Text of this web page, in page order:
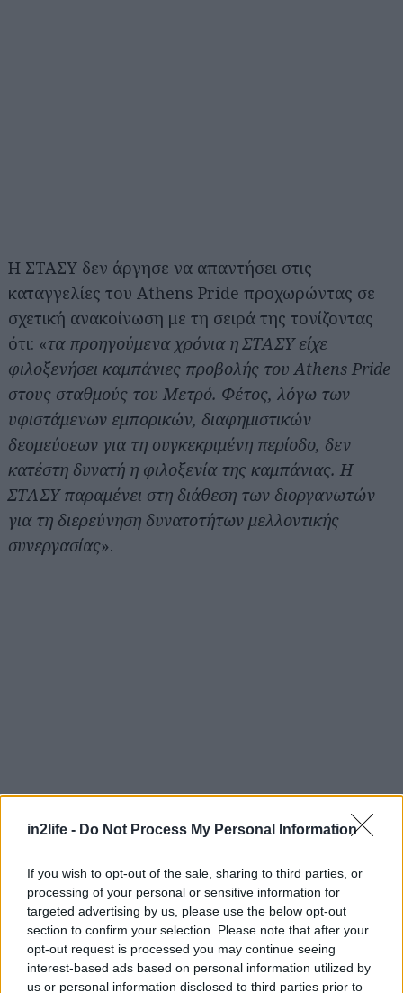
in2life - Do Not Process My Personal Information
If you wish to opt-out of the sale, sharing to third parties, or
processing of your personal or sensitive information for
targeted advertising by us, please use the below opt-out
section to confirm your selection. Please note that after your
opt-out request is processed you may continue seeing
interest-based ads based on personal information utilized by
us or personal information disclosed to third parties prior to
Η ΣΤΑΣΥ δεν άργησε να απαντήσει στις
καταγγελίες του Athens Pride προχωρώντας σε
σχετική ανακοίνωση με τη σειρά της τονίζοντας
ότι: «τα προηγούμενα χρόνια η ΣΤΑΣΥ είχε
φιλοξενήσει καμπάνιες προβολής του Athens Pride
στους σταθμούς του Μετρό. Φέτος, λόγω των
υφιστάμενων εμπορικών, διαφημιστικών
δεσμεύσεων για τη συγκεκριμένη περίοδο, δεν
κατέστη δυνατή η φιλοξενία της καμπάνιας. Η
ΣΤΑΣΥ παραμένει στη διάθεση των διοργανωτών
για τη διερεύνηση δυνατοτήτων μελλοντικής
συνεργασίας».